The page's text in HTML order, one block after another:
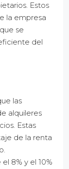
Estos
la empresa
se
del
las
alquileres
Estas
de la renta
8% y el 10%